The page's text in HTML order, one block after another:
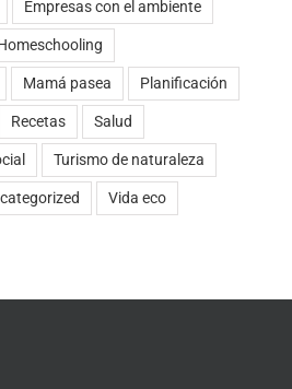
Empresas con el ambiente
Mamá pasea Planificación
Recetas Salud
Turismo de naturaleza
Vida eco